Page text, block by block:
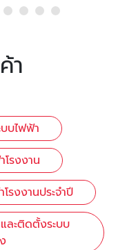
า
บไฟฟ้า
รงงาน
รงงานประจำปี
ละติดตั้งระบบ